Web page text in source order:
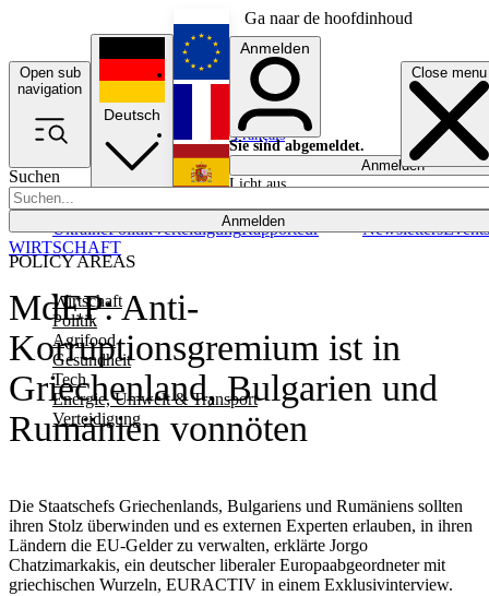
Ga naar de hoofdinhoud
Open sub
navigation
Close menu
Suchen
Anmelden
POLICY AREAS
Wirtschaft
Politik
Agrifood
Gesundheit
Tech
Energie, Umwelt & Transport
Verteidigung
UkrainePolitikVerteidigungRapporteur NewslettersEvents
Deutsch
English
Français
Anmelden
Sie sind abgemeldet.
Anmelden
Licht aus
MdEP: Anti-
Korruptionsgremium ist in
Griechenland, Bulgarien und
Rumänien vonnöten
Die Staatschefs Griechenlands, Bulgariens und Rumäniens sollten
ihren Stolz überwinden und es externen Experten erlauben, in ihren
Ländern die EU-Gelder zu verwalten, erklärte Jorgo
Chatzimarkakis, ein deutscher liberaler Europaabgeordneter mit
griechischen Wurzeln, EURACTIV in einem Exklusivinterview.
WIRTSCHAFT